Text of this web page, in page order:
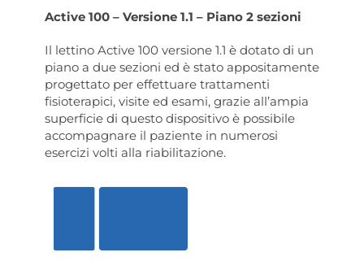
Active 100 – Versione 1.1 – Piano 2 sezioni
Il lettino Active 100 versione 1.1 è dotato di un
piano a due sezioni ed è stato appositamente
progettato per effettuare trattamenti
fisioterapici, visite ed esami, grazie all’ampia
superficie di questo dispositivo è possibile
accompagnare il paziente in numerosi
esercizi volti alla riabilitazione.